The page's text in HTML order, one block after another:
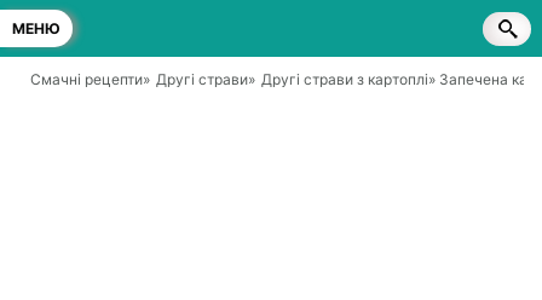
МЕНЮ
Смачні рецепти» Другі страви» Другі страви з картоплі» Запечена